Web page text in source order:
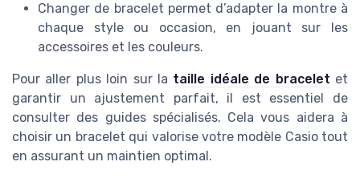
Changer de bracelet permet d’adapter la montre à
chaque style ou occasion, en jouant sur les
accessoires et les couleurs.
Pour aller plus loin sur la taille idéale de bracelet et
garantir un ajustement parfait, il est essentiel de
consulter des guides spécialisés. Cela vous aidera à
choisir un bracelet qui valorise votre modèle Casio tout
en assurant un maintien optimal.